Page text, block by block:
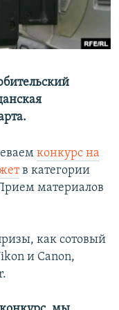
конкурс на
в категории
материалов
как сотовый
и Canon,